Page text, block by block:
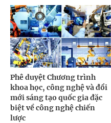
Phê duyệt Chương trình
khoa học, công nghệ và đổi
mới sáng tạo quốc gia đặc
biệt về công nghệ chiến
lược